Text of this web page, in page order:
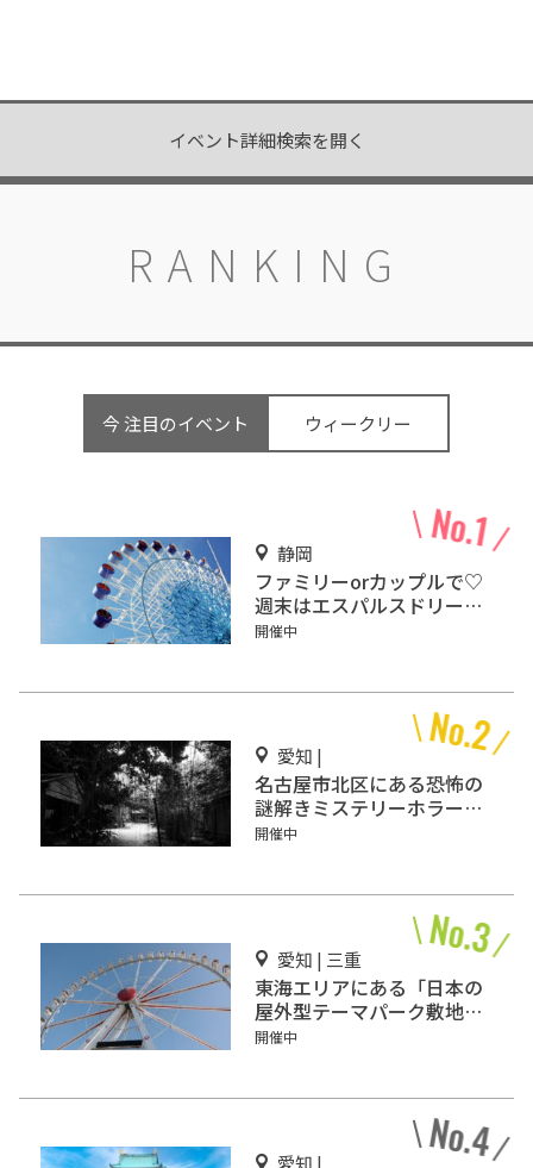
イベント詳細検索を開く
RANKING
今 注目のイベント ウィークリー
静岡
ファミリーorカップルで♡
週末はエスパルスドリーム
プラザで楽しもう！
開催中
愛知 |
名古屋市北区にある恐怖の
謎解きミステリーホラー
「エモい家」あなたは行き
開催中
愛知 | 三重
東海エリアにある「日本の
屋外型テーマパーク敷地面
積ランキング」入りしてい
開催中
愛知 |